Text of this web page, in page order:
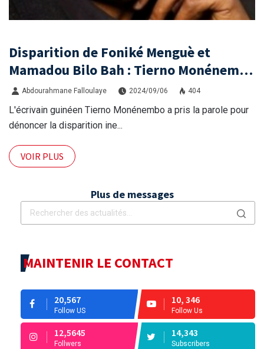
Disparition de Foniké Menguè et
Mamadou Bilo Bah : Tierno Monénembo
exige des réponses et une enquête
transparente
Abdourahmane Falloulaye 2024/09/06 404
L'écrivain guinéen Tierno Monénembo a pris la parole pour
dénoncer la disparition ine...
VOIR PLUS
Plus de messages
MAINTENIR LE CONTACT
20,567
Follow US
10, 346
Follow Us
12,5645
Follwers
14,343
Subscribers